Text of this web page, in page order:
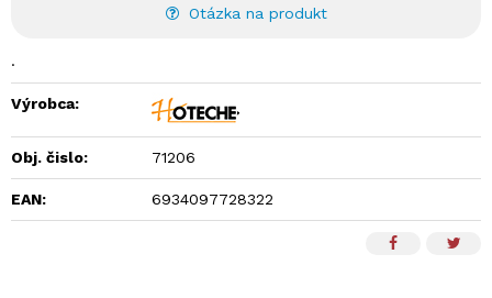
Otázka na produkt
.
Výrobca:
Obj. čislo: 71206
EAN: 6934097728322